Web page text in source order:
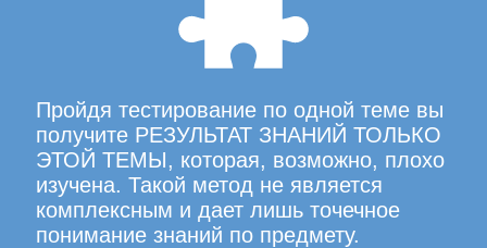
Пройдя тестирование по одной теме вы
получите РЕЗУЛЬТАТ ЗНАНИЙ ТОЛЬКО
ЭТОЙ ТЕМЫ, которая, возможно, плохо
изучена. Такой метод не является
комплексным и дает лишь точечное
понимание знаний по предмету.